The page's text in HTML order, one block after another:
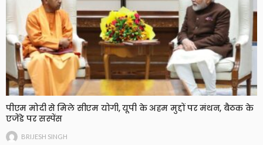
पीएम मोदी से मिले सीएम योगी, यूपी के अहम मुद्दों पर मंथन, बैठक के
एजेंडे पर सस्पेंस
BRIJESH SINGH